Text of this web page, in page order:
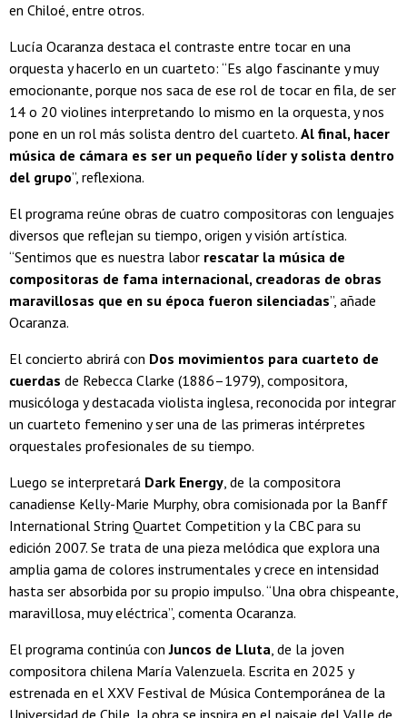
en Chiloé, entre otros.
Lucía Ocaranza destaca el contraste entre tocar en una
orquesta y hacerlo en un cuarteto: “Es algo fascinante y muy
emocionante, porque nos saca de ese rol de tocar en fila, de ser
14 o 20 violines interpretando lo mismo en la orquesta, y nos
pone en un rol más solista dentro del cuarteto. Al final, hacer
música de cámara es ser un pequeño líder y solista dentro
del grupo”, reflexiona.
El programa reúne obras de cuatro compositoras con lenguajes
diversos que reflejan su tiempo, origen y visión artística.
“Sentimos que es nuestra labor rescatar la música de
compositoras de fama internacional, creadoras de obras
maravillosas que en su época fueron silenciadas”, añade
Ocaranza.
El concierto abrirá con Dos movimientos para cuarteto de
cuerdas de Rebecca Clarke (1886–1979), compositora,
musicóloga y destacada violista inglesa, reconocida por integrar
un cuarteto femenino y ser una de las primeras intérpretes
orquestales profesionales de su tiempo.
Luego se interpretará Dark Energy, de la compositora
canadiense Kelly-Marie Murphy, obra comisionada por la Banff
International String Quartet Competition y la CBC para su
edición 2007. Se trata de una pieza melódica que explora una
amplia gama de colores instrumentales y crece en intensidad
hasta ser absorbida por su propio impulso. “Una obra chispeante,
maravillosa, muy eléctrica”, comenta Ocaranza.
El programa continúa conJuncos de Lluta, de la joven
compositora chilena María Valenzuela. Escrita en 2025 y
estrenada en el XXV Festival de Música Contemporánea de la